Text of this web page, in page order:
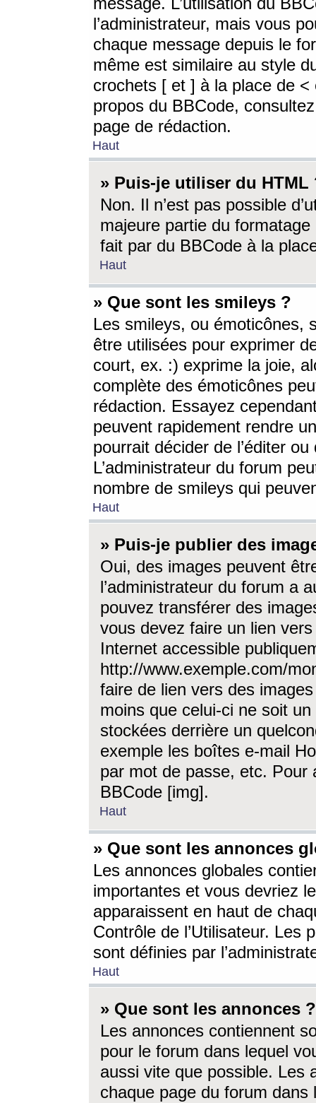
l’administrateur, mais vous
chaque message depuis le
même est similaire au style
crochets [ et ] à la place de <
propos du BBCode,
page de rédaction.
Haut
» Puis-je utiliser du HTML
Non. Il n’est pas possible
majeure partie du
fait par du BBCode à la
Haut
» Que sont les smileys ?
Les smileys, ou émoticônes,
être utilisées pour exprimer
court, ex. :) exprime la joie,
complète des émoticônes
rédaction. Essayez
peuvent rapidement rendre
pourrait décider de l’éditer
L’administrateur du forum
nombre de smileys qui
Haut
» Puis-je publier des
Oui, des images peuvent
l’administrateur du forum a
pouvez transférer des
vous devez faire un lien
Internet accessible
http://www.exemple.com/
faire de lien vers des
moins que celui-ci ne soit
stockées derrière un
exemple les boîtes e-mail
par mot de passe, etc. Pour
BBCode [img].
Haut
» Que sont les annonces
Les annonces globales
importantes et vous devriez
apparaissent en haut de
Contrôle de l’Utilisateur. Les
sont définies par
Haut
» Que sont les annonces ?
Les annonces contiennent
pour le forum dans lequel
aussi vite que possible. Les
chaque page du forum dans